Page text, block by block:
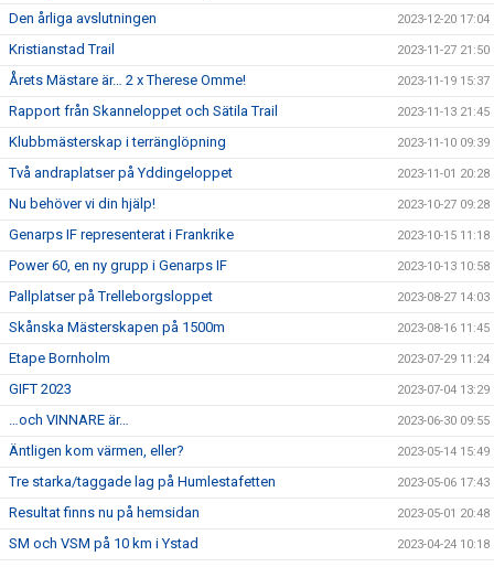
Den årliga avslutningen 2023-12-20 17:04
Kristianstad Trail 2023-11-27 21:50
Årets Mästare är… 2 x Therese Omme! 2023-11-19 15:37
Rapport från Skanneloppet och Sätila Trail 2023-11-13 21:45
Klubbmästerskap i terränglöpning 2023-11-10 09:39
Två andraplatser på Yddingeloppet 2023-11-01 20:28
Nu behöver vi din hjälp! 2023-10-27 09:28
Genarps IF representerat i Frankrike 2023-10-15 11:18
Power 60, en ny grupp i Genarps IF 2023-10-13 10:58
Pallplatser på Trelleborgsloppet 2023-08-27 14:03
Skånska Mästerskapen på 1500m 2023-08-16 11:45
Etape Bornholm 2023-07-29 11:24
GIFT 2023 2023-07-04 13:29
…och VINNARE är… 2023-06-30 09:55
Äntligen kom värmen, eller? 2023-05-14 15:49
Tre starka/taggade lag på Humlestafetten 2023-05-06 17:43
Resultat finns nu på hemsidan 2023-05-01 20:48
SM och VSM på 10 km i Ystad 2023-04-24 10:18